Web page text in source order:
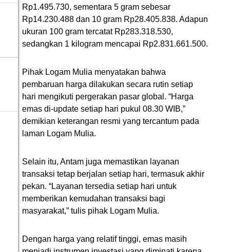
Rp1.495.730, sementara 5 gram sebesar
Rp14.230.488 dan 10 gram Rp28.405.838. Adapun
ukuran 100 gram tercatat Rp283.318.530,
sedangkan 1 kilogram mencapai Rp2.831.661.500.
Pihak Logam Mulia menyatakan bahwa
pembaruan harga dilakukan secara rutin setiap
hari mengikuti pergerakan pasar global. “Harga
emas di-update setiap hari pukul 08.30 WIB,”
demikian keterangan resmi yang tercantum pada
laman Logam Mulia.
Selain itu, Antam juga memastikan layanan
transaksi tetap berjalan setiap hari, termasuk akhir
pekan. “Layanan tersedia setiap hari untuk
memberikan kemudahan transaksi bagi
masyarakat,” tulis pihak Logam Mulia.
Dengan harga yang relatif tinggi, emas masih